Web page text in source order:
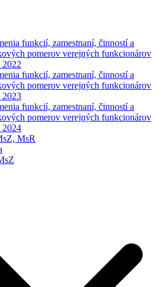
funkcií, zamestnaní, činností a
pomerov verejných funkcionárov
2022
funkcií, zamestnaní, činností a
pomerov verejných funkcionárov
2023
funkcií, zamestnaní, činností a
pomerov verejných funkcionárov
2024
MsR